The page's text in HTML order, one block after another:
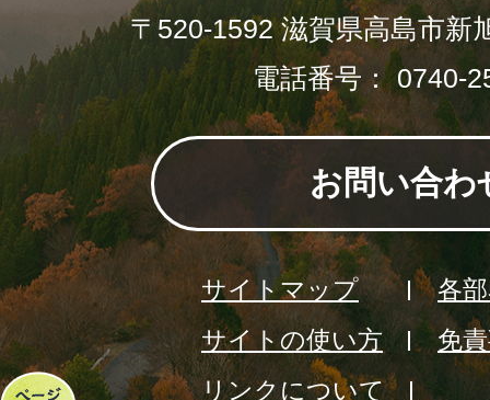
〒520-1592 滋賀県高島市新
電話番号： 0740-
お問い合わ
サイトマップ
各
サイトの使い方
免
リンクについて